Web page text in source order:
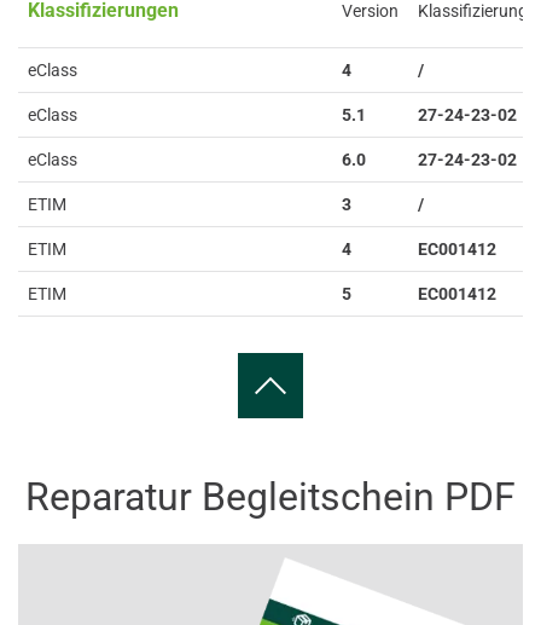
Klassifizierungen Version Klassifizierung
eClass 4 /
eClass 5.1 27-24-23-02
eClass 6.0 27-24-23-02
ETIM 3 /
ETIM 4 EC001412
ETIM 5 EC001412
Reparatur Begleitschein PDF